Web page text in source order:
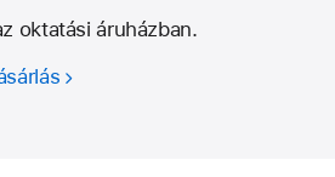
oktatási áruházban.
Mac.